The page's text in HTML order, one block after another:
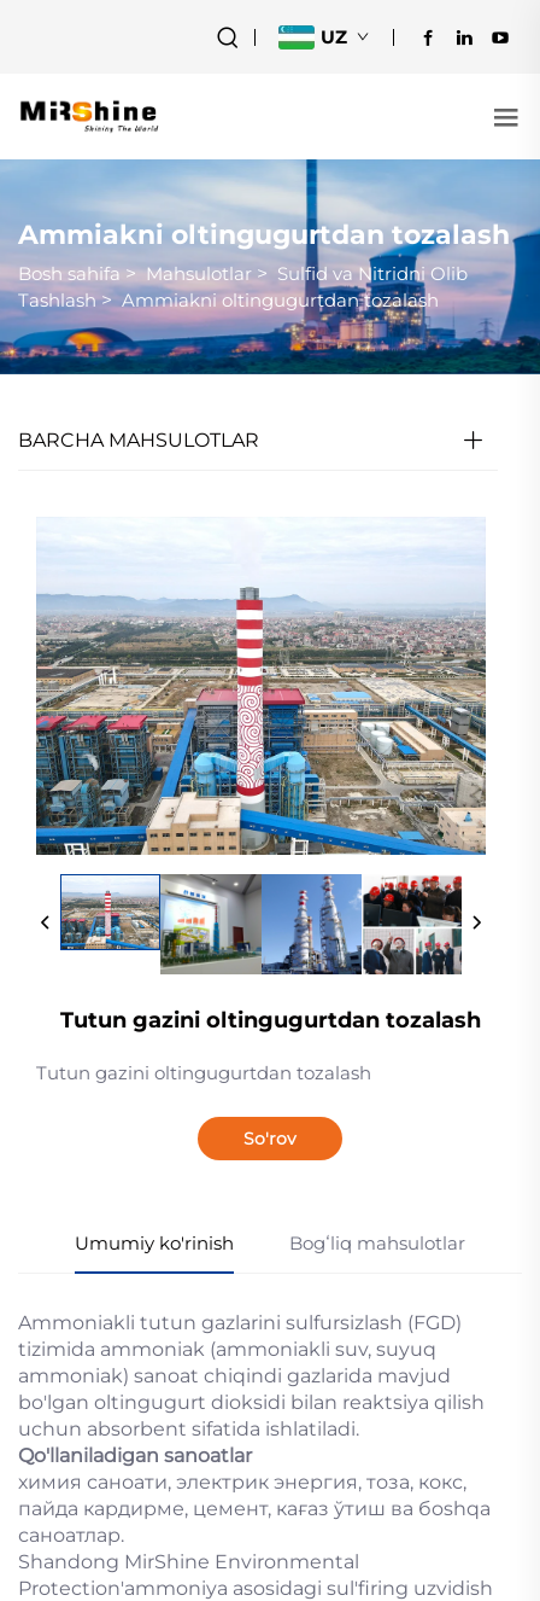
UZ
Ammiakni oltingugurtdan tozalash
Bosh sahifa>Mahsulotlar > Sulfid va Nitridni Olib
Tashlash> Ammiakni oltingugurtdan tozalash
BARCHA MAHSULOTLAR
Tutun gazini oltingugurtdan tozalash
Tutun gazini oltingugurtdan tozalash
So'rov
Umumiy ko'rinish Bogʻliq mahsulotlar
Ammoniakli tutun gazlarini sulfursizlash (FGD)
tizimida ammoniak (ammoniakli suv, suyuq
ammoniak) sanoat chiqindi gazlarida mavjud
bo'lgan oltingugurt dioksidi bilan reaktsiya qilish
uchun absorbent sifatida ishlatiladi.
Qo'llaniladigan sanoatlar
химия саноати, электрик энергия, тоза, кокс,
пайда кардирме, цемент, кағаз ўтиш ва бoshqa
саноатлар.
Shandong MirShine Environmental
Protection'ammoniya asosidagi sul'firing uzvidish